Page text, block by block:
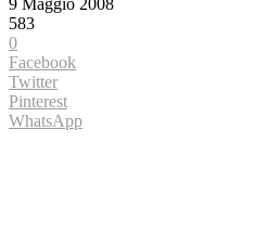
583
0
Facebook
Twitter
Pinterest
WhatsApp